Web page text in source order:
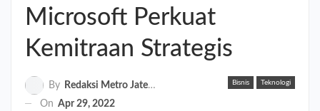
Microsoft Perkuat
Kemitraan Strategis
Bisnis Teknologi
By
Redaksi Metro Jateng
On Apr 29, 2022